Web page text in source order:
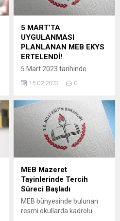
duyurdu. Özer, öğretmen
ataması için ön başvuruların
27 Mart-1 Nisan tarihlerinde
alınacağını, atamaların ise 8
Mayıs’ta yapılacağını bildirdi.
Milli Eğitim Bakanlığı, 45
5 MART’TA
UYGULANMASI
PLANLANAN MEB EKYS
ERTELENDİ!
5 Mart 2023 tarihinde
Eğitim Bakanlığı Eğitim
Sınavı (MEB-EKYS)
Kahramanmaraş merkezli
yaşanan depremler
nedeniyle ileri bir tarihe
ertelendi. 5 Mart’ta Ölçme,
Seçme ve Yerleştirme
Merkezi (ÖSYM) tarafından
gerçekleştirileceği
duyurulan 2023 Milli Eğitim
Bakanlığı Eğitim
Kurumlarına Yönetici Seçme
Sınavı (MEB-EKYS)
15.02.2023 0
MEB Mazeret
Tayinlerinde Tercih
Süreci Başladı
MEB bünyesinde bulunan
resmi okullarda kadrolu